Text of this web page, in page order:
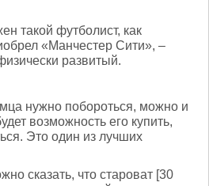
такой футболист, как
«Манчестер Сити», –
развитый.
нужно побороться, можно и
возможность его купить,
Это один из лучших
сказать, что староват [30